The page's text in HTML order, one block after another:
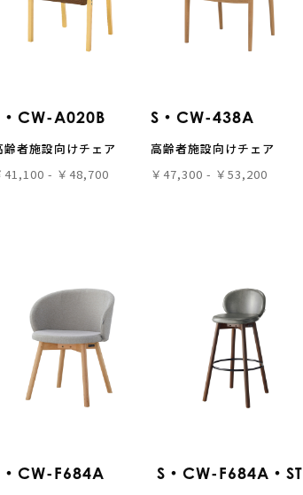
CW-A020B
齢者施設向けチェア
41,100 - ￥48,700
S・CW-438A
高齢者施設向けチェア
￥47,300 - ￥53,200
CW-F684A S・CW-F684A・ST